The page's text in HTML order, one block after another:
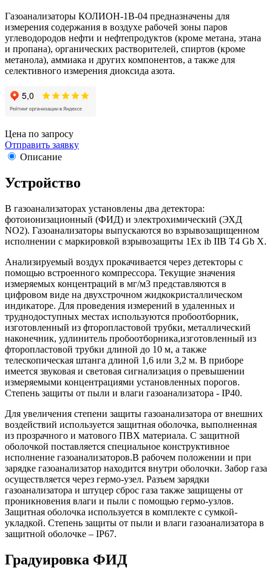
Газоанализаторы КОЛИОН-1В-04 предназначены для
измерения содержания в воздухе рабочей зоны паров
углеводородов нефти и нефтепродуктов (кроме метана, этана
и пропана), органических растворителей, спиртов (кроме
метанола), аммиака и других компонентов, а также для
селективного измерения диоксида азота.
Цена по запросу
Отправить заявку
Описание
Устройство
В газоанализаторах установлены два детектора:
фотоионизационный (ФИД) и электрохимический (ЭХД
NO2). Газоанализаторы выпускаются во взрывозащищенном
исполнении с маркировкой взрывозащиты 1Ex ib IIB T4 Gb Х.
Анализируемый воздух прокачивается через детекторы с
помощью встроенного компрессора. Текущие значения
измеряемых концентраций в мг/м3 представляются в
цифровом виде на двухстрочном жидкокристаллическом
индикаторе. Для проведения измерений в удаленных и
труднодоступных местах используются пробоотборник,
изготовленный из фторопластовой трубки, металлический
наконечник, удлинитель пробоотборника,изготовленный из
фторопластовой трубки длиной до 10 м, а также
телескопическая штанга длиной 1,6 или 3,2 м. В приборе
имеется звуковая и световая сигнализация о превышении
измеряемыми концентрациями установленных порогов.
Степень защиты от пыли и влаги газоанализатора - IP40.
Для увеличения степени защиты газоанализатора от внешних
воздействий используется защитная оболочка, выполненная
из прозрачного и матового ПВХ материала. С защитной
оболочкой поставляется специальное конструктивное
исполнение газоанализаторов.В рабочем положении и при
зарядке газоанализатор находится внутри оболочки. Забор газа
осуществляется через гермо-узел. Разъем зарядки
газоанализатора и штуцер сброс газа также защищены от
проникновения влаги и пыли с помощью гермо-узлов.
Защитная оболочка используется в комплекте с сумкой-
укладкой. Степень защиты от пыли и влаги газоанализатора в
защитной оболочке – IP67.
Градуировка ФИД